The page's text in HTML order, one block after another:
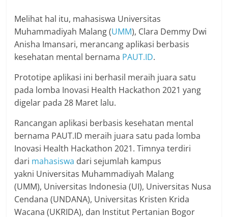
Melihat hal itu, mahasiswa Universitas
Muhammadiyah Malang (UMM), Clara Demmy Dwi
Anisha Imansari, merancang aplikasi berbasis
kesehatan mental bernama PAUT.ID.
Prototipe aplikasi ini berhasil meraih juara satu
pada lomba Inovasi Health Hackathon 2021 yang
digelar pada 28 Maret lalu.
Rancangan aplikasi berbasis kesehatan mental
bernama PAUT.ID meraih juara satu pada lomba
Inovasi Health Hackathon 2021. Timnya terdiri
dari mahasiswa dari sejumlah kampus
yakni Universitas Muhammadiyah Malang
(UMM), Universitas Indonesia (UI), Universitas Nusa
Cendana (UNDANA), Universitas Kristen Krida
Wacana (UKRIDA), dan Institut Pertanian Bogor